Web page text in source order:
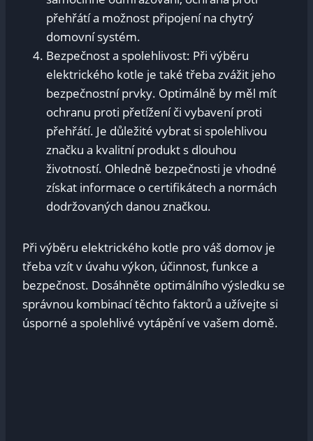
přehřátí a možnost připojení na chytrý
domovní systém.
Bezpečnost a spolehlivost: Při výběru
elektrického kotle je také třeba zvážit jeho
bezpečnostní prvky. Optimálně by měl mít
ochranu proti přetížení či vybavení proti
přehřátí. Je důležité vybrat si spolehlivou
značku a kvalitní produkt s dlouhou
životností. Ohledně bezpečnosti je vhodné
získat informace o certifikátech a normách
dodržovaných danou značkou.
Při výběru elektrického kotle pro váš domov je
třeba vzít v úvahu výkon, účinnost, funkce a
bezpečnost. Dosáhněte optimálního výsledku se
správnou kombinací těchto faktorů a užívejte si
úsporné a spolehlivé vytápění ve vašem domě.